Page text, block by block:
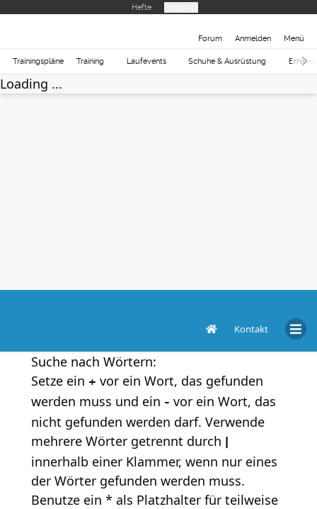
Hefte
Forum Anmelden Menü
Trainingspläne Training Laufevents Schuhe & Ausrüstung
Loading ...
Kontakt
Suche nach Wörtern:
Setze ein + vor ein Wort, das gefunden
werden muss und ein - vor ein Wort, das
nicht gefunden werden darf. Verwende
mehrere Wörter getrennt durch
innerhalb einer Klammer, wenn nur eines
der Wörter gefunden werden muss.
Benutze ein * als Platzhalter für teilweise